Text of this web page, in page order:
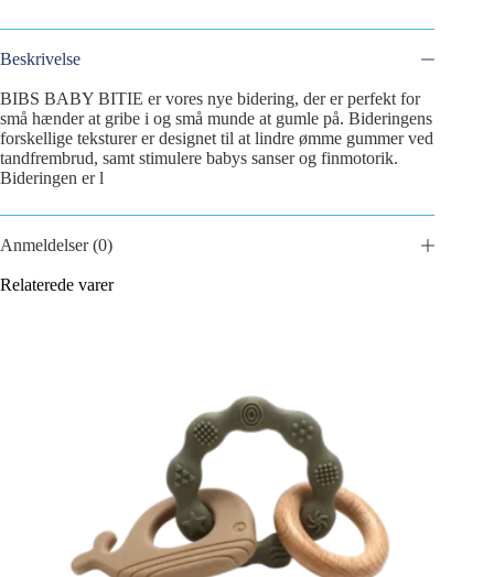
Beskrivelse
BIBS BABY BITIE er vores nye bidering, der er perfekt for
små hænder at gribe i og små munde at gumle på. Bideringens
forskellige teksturer er designet til at lindre ømme gummer ved
tandfrembrud, samt stimulere babys sanser og finmotorik.
Bideringen er l
Anmeldelser (0)
Relaterede varer